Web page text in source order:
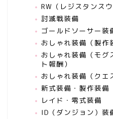
RW（レジスタンスウ
討滅戦装備
ゴールドソーサー装
おしゃれ装備（製作
おしゃれ装備（モグ
ト報酬）
おしゃれ装備（クエ
新式装備・製作装備
レイド・零式装備
ID（ダンジョン）装